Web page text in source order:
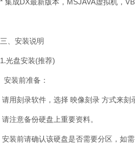
* 集成DX最新版本，MSJAVA虚拟机，
三、安装说明
1.光盘安装(推荐)
安装前准备：
请用刻录软件，选择 映像刻录 方式来
请注意备份硬盘上重要资料。
安装前请确认该硬盘是否需要分区，如